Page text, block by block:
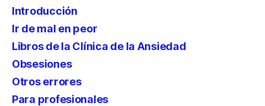
Introducción
Ir de mal en peor
Libros de la Clínica de la Ansiedad
Obsesiones
Otros errores
Para profesionales